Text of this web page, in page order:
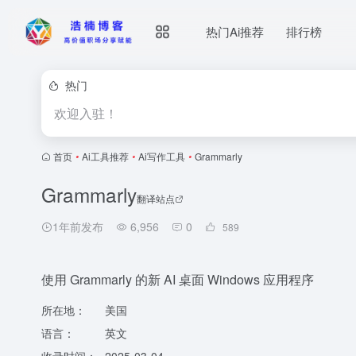
热门Ai推荐 排行榜
热门
欢迎入驻！
首页 • Ai工具推荐 • Ai写作工具 • Grammarly
Grammarly翻译站点
1年前发布 6,956 0 589
使用 Grammarly 的新 AI 桌面 Windows 应用程序
所在地：
美国
语言：
英文